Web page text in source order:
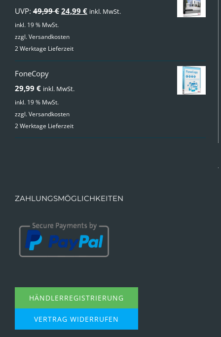
UVP: 49,99€ Ursprünglicher
war:
24,99 €Aktueller
inkl. MwSt.
inkl. 19 % MwSt.
zzgl.Versandkosten
2 Werktage Lieferzeit
FoneCopy
29,99 € inkl. MwSt.
inkl. 19 % MwSt.
zzgl.Versandkosten
2 Werktage Lieferzeit
ZAHLUNGSMÖGLICHKEITEN
HÄNDLERREGISTRIERUNG
VERTRAG WIDERRUFEN